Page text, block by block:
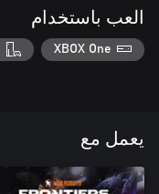
العب باستخدام
XBOX One
يعمل مع